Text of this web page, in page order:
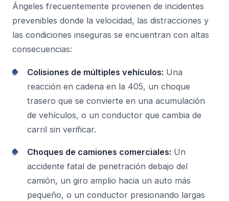
Ángeles frecuentemente provienen de incidentes
prevenibles donde la velocidad, las distracciones y
las condiciones inseguras se encuentran con altas
consecuencias:
Colisiones de múltiples vehículos: Una
reacción en cadena en la 405, un choque
trasero que se convierte en una acumulación
de vehículos, o un conductor que cambia de
carril sin verificar.
Choques de camiones comerciales: Un
accidente fatal de penetración debajo del
camión, un giro amplio hacia un auto más
pequeño, o un conductor presionando largas